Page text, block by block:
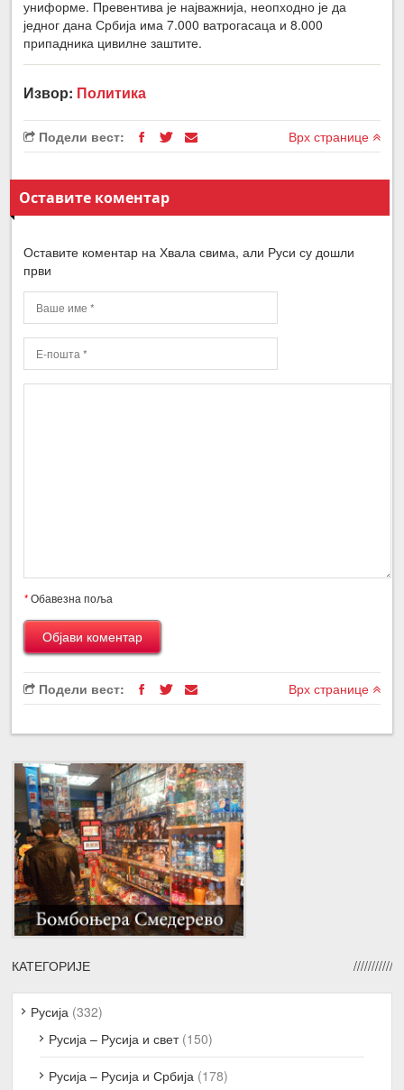
униформе. Превентива је најважнија, неопходно је да
једног дана Србија има 7.000 ватрогасаца и 8.000
припадника цивилне заштите.
Извор: Политика
Подели вест: Врх странице
Оставите коментар
Оставите коментар на Хвала свима, али Руси су дошли
први
*Обавезна поља
Подели вест: Врх странице
КАТЕГОРИЈЕ
Русија (332)
Русија – Русија и свет(150)
Русија – Русија и Србија (178)